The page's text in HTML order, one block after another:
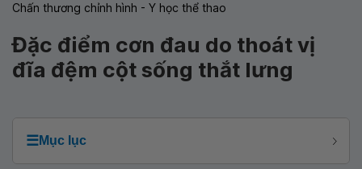
Chấn thương chỉnh hình - Y học thể thao
Đặc điểm cơn đau do thoát vị
đĩa đệm cột sống thắt lưng
☰Mục lục